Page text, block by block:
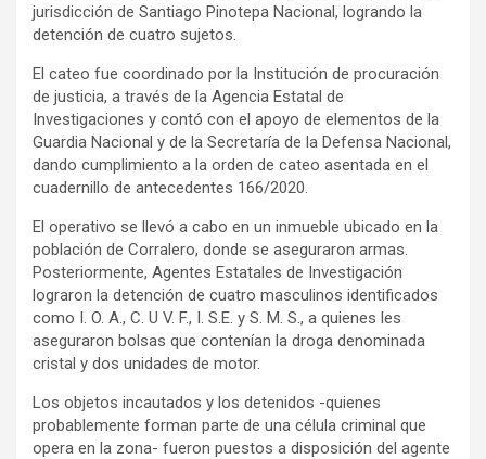
jurisdicción de Santiago Pinotepa Nacional, logrando la
detención de cuatro sujetos.
El cateo fue coordinado por la Institución de procuración
de justicia, a través de la Agencia Estatal de
Investigaciones y contó con el apoyo de elementos de la
Guardia Nacional y de la Secretaría de la Defensa Nacional,
dando cumplimiento a la orden de cateo asentada en el
cuadernillo de antecedentes 166/2020.
El operativo se llevó a cabo en un inmueble ubicado en la
población de Corralero, donde se aseguraron armas.
Posteriormente, Agentes Estatales de Investigación
lograron la detención de cuatro masculinos identificados
como I. O. A., C. U V. F., I. S.E. y S. M. S., a quienes les
aseguraron bolsas que contenían la droga denominada
cristal y dos unidades de motor.
Los objetos incautados y los detenidos -quienes
probablemente forman parte de una célula criminal que
opera en la zona- fueron puestos a disposición del agente